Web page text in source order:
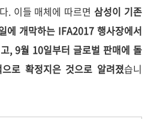
. 이들 매체에 따르면삼성이 기존
에 개막하는 IFA2017 행사장에서
, 9월 10일부터 글로벌 판매에 돌
로 확정지은 것으로 알려졌습니